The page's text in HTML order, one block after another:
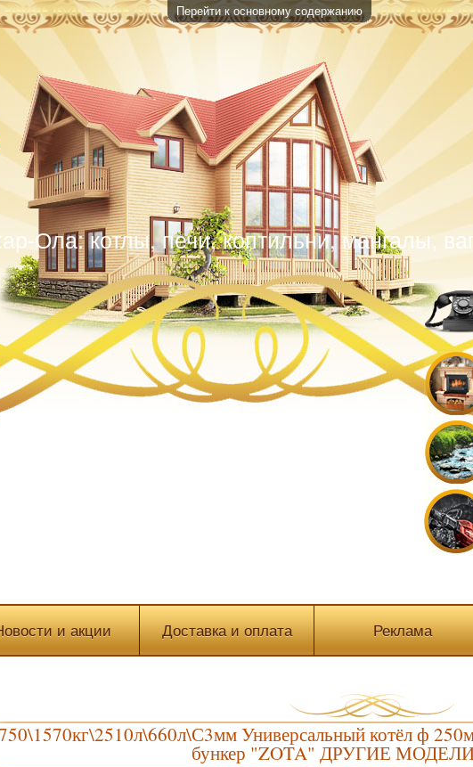
Перейти к основному содержанию
Ола: котлы, печи, коптильни, мангалы,
и акции Доставка и оплата Реклама
Универсальный котёл ф
бункер "ZOTA" ДРУГИЕ